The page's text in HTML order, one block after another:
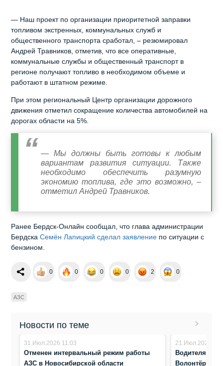
— Наш проект по организации приоритетной заправки
топливом экстренных, коммунальных служб и
общественного транспорта сработал, – резюмировал
Андрей Травников, отметив, что все оперативные,
коммунальные службы и общественный транспорт в
регионе получают топливо в необходимом объеме и
работают в штатном режиме.
При этом региональный Центр организации дорожного
движения отметил сокращение количества автомобилей на
дорогах области на 5%.
— Мы должны быть готовы к любым
вариантам развития ситуации. Также
необходимо обеспечить разумную
экономию топлива, где это возможно, –
отметил Андрей Травников.
Ранее Бердск-Онлайн сообщал, что глава администрации
БердскаСемён Лапицкий сделал заявление по ситуации с
бензином.
0 0 0 0 2 0
АЗС
Новости по теме
31.Июл.2026 11:03
Отменен интервальный режим работы
АЗС в Новосибирской области
21.Июл.2026
Водителям –
Волонтёры в